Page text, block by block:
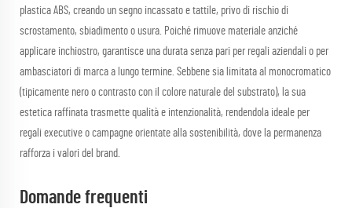
plastica ABS, creando un segno incassato e tattile, privo di rischio di
scrostamento, sbiadimento o usura. Poiché rimuove materiale anziché
applicare inchiostro, garantisce una durata senza pari per regali aziendali o per
ambasciatori di marca a lungo termine. Sebbene sia limitata al monocromatico
(tipicamente nero o contrasto con il colore naturale del substrato), la sua
estetica raffinata trasmette qualità e intenzionalità, rendendola ideale per
regali executive o campagne orientate alla sostenibilità, dove la permanenza
rafforza i valori del brand.
Domande frequenti